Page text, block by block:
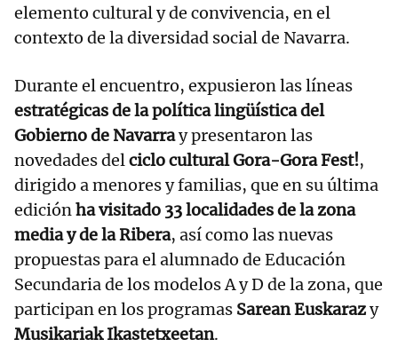
elemento cultural y de convivencia, en el
contexto de la diversidad social de Navarra.
Durante el encuentro, expusieron las líneas
estratégicas de la política lingüística del
Gobierno de Navarray presentaron las
novedades delciclo cultural Gora-Gora Fest!,
dirigido a menores y familias, que en su última
ediciónha visitado 33 localidades de la zona
media y de la Ribera, así como las nuevas
propuestas para el alumnado de Educación
Secundaria de los modelos A y D de la zona, que
participan en los programas Sarean Euskarazy
Musikariak Ikastetxeetan.